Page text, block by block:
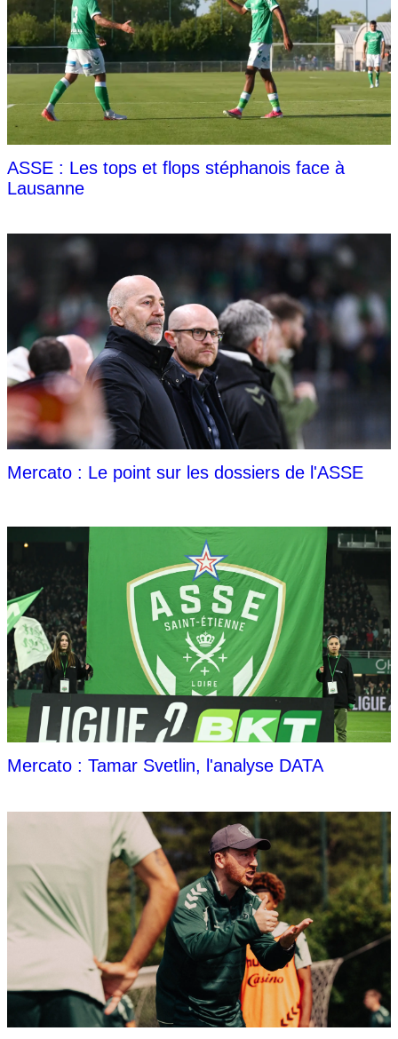
ASSE : Les tops et flops stéphanois face à
Lausanne
Mercato : Le point sur les dossiers de l'ASSE
Mercato : Tamar Svetlin, l'analyse DATA